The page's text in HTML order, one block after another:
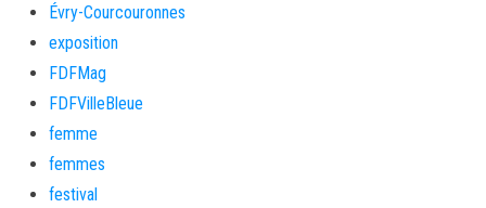
Évry-Courcouronnes
exposition
FDFMag
FDFVilleBleue
femme
femmes
festival